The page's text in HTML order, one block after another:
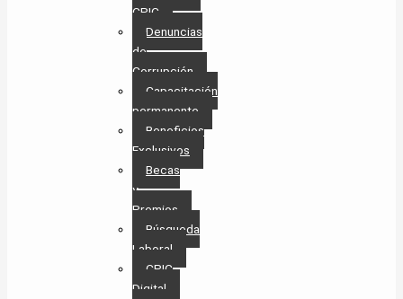
CPIC
Denuncias
de
Corrupción
Capacitación
permanente
Beneficios
Exclusivos
Becas
y
Premios
Búsqueda
Laboral​
CPIC
Digital